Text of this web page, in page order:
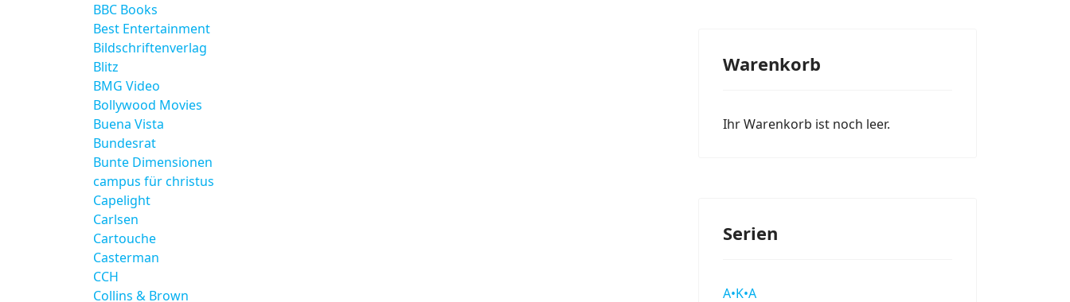
BBC Books
Best Entertainment
Bildschriftenverlag
Blitz
BMG Video
Bollywood Movies
Buena Vista
Bundesrat
Bunte Dimensionen
campus für christus
Capelight
Carlsen
Cartouche
Casterman
CCH
Collins & Brown
Warenkorb
Ihr Warenkorb ist noch leer.
Serien
A•K•A